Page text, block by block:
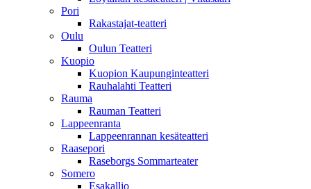
Pori
Rakastajat-teatteri
Oulu
Oulun Teatteri
Kuopio
Kuopion Kaupunginteatteri
Rauhalahti Teatteri
Rauma
Rauman Teatteri
Lappeenranta
Lappeenrannan kesäteatteri
Raasepori
Raseborgs Sommarteater
Somero
Esakallio